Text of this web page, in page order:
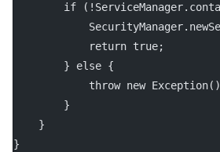
if ( ! ServiceManager.
            SecurityManager.
return true;
        }
else {
throw new Exception
        }
    }
}